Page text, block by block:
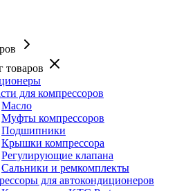
товаров
для компрессоров
Масло
Муфты компрессоров
Подшипники
Крышки компрессора
Регулирующие клапана
Сальники и ремкомплекты
для автокондиционеров